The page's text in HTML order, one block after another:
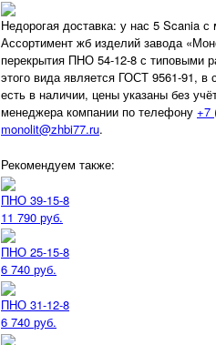
Недорогая доставка: у нас 5 Scania
Ассортимент жб изделий завода
перекрытия ПНО 54-12-8 с типовыми
этого вида является ГОСТ 9561-91, в
есть в наличии, цены указаны без
менеджера компании по телефону +7
monolit@zhbi77.ru.
Рекомендуем также:
ПНО 39-15-8
11 790 руб.
ПНО 25-15-8
6 740 руб.
ПНО 31-12-8
6 740 руб.